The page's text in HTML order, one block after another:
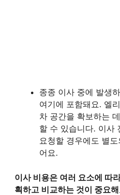
종종 이사 중에 발생
여기에 포함돼요. 엘
차 공간을 확보하는
할 수 있습니다. 이사
요청할 경우에도 별
어요.
이사 비용은 여러 요소에 따
획하고 비교하는 것이 중요